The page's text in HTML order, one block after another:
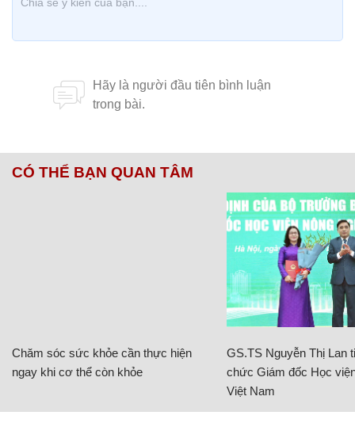
CÓ THỂ BẠN QUAN TÂM
Chăm sóc sức khỏe cần thực hiện
ngay khi cơ thể còn khỏe
GS.TS Nguyễn Thị Lan
chức Giám đốc Học
Việt Nam